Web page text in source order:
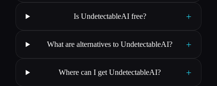
Is UndetectableAI free? +
What are alternatives to UndetectableAI? +
Where can I get UndetectableAI? +